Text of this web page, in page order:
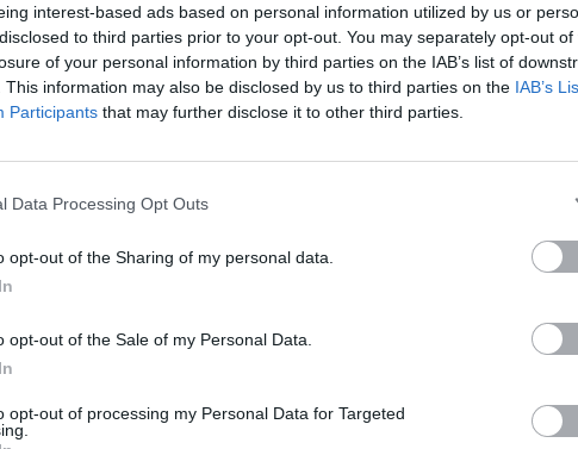
interest-based ads based on personal information utilized by us or
to third parties prior to your opt-out. You may separately opt-out of
of your personal information by third parties on the IAB’s list of
This information may also be disclosed by us to third parties on the IAB’s
Participants that may further disclose it to other third parties.
Data Processing Opt Outs
opt-out of the Sharing of my personal data.
opt-out of the Sale of my Personal Data.
opt-out of processing my Personal Data for Targeted
BMW Alpina B5"001"(2005)
visa lite uppdateringar här